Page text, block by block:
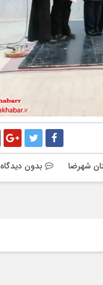
شهرضا بدون دیدگاه